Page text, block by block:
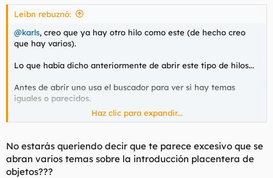
Leibn rebuznó:
@karls, creo que ya hay otro hilo como este (de hecho creo
que hay varios).
Lo que había dicho anteriormente de abrir este tipo de hilos...
Antes de abrir uno usa el buscador para ver si hay temas
iguales o parecidos.
Haz clic para expandir...
No estarás queriendo decir que te parece excesivo que se
abran varios temas sobre la introducción placentera de
objetos???